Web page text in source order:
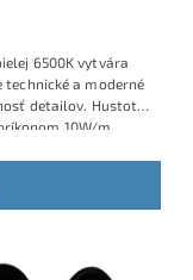
6500K vytvára
a moderné
detailov. Hustota
10W/m
líniových